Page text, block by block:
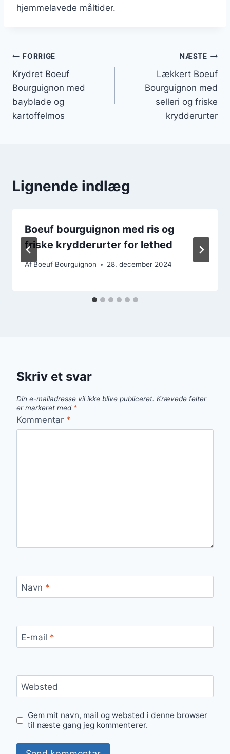
hjemmelavede måltider.
Indlægsnavigation
FORRIGE
Krydret Boeuf
Bourguignon med
bayblade og
kartoffelmos
NÆSTE
Lækkert Boeuf
Bourguignon med
selleri og friske
krydderurter
Lignende indlæg
Boeuf bourguignon med ris og
friske krydderurter for lethed
AfBoeuf Bourguignon 28. december 2024
Skriv et svar
Din e-mailadresse vil ikke blive publiceret. Krævede felter
er markeret med *
Kommentar *
Navn *
E-mail *
Websted
Gem mit navn, mail og websted i denne browser
til næste gang jeg kommenterer.